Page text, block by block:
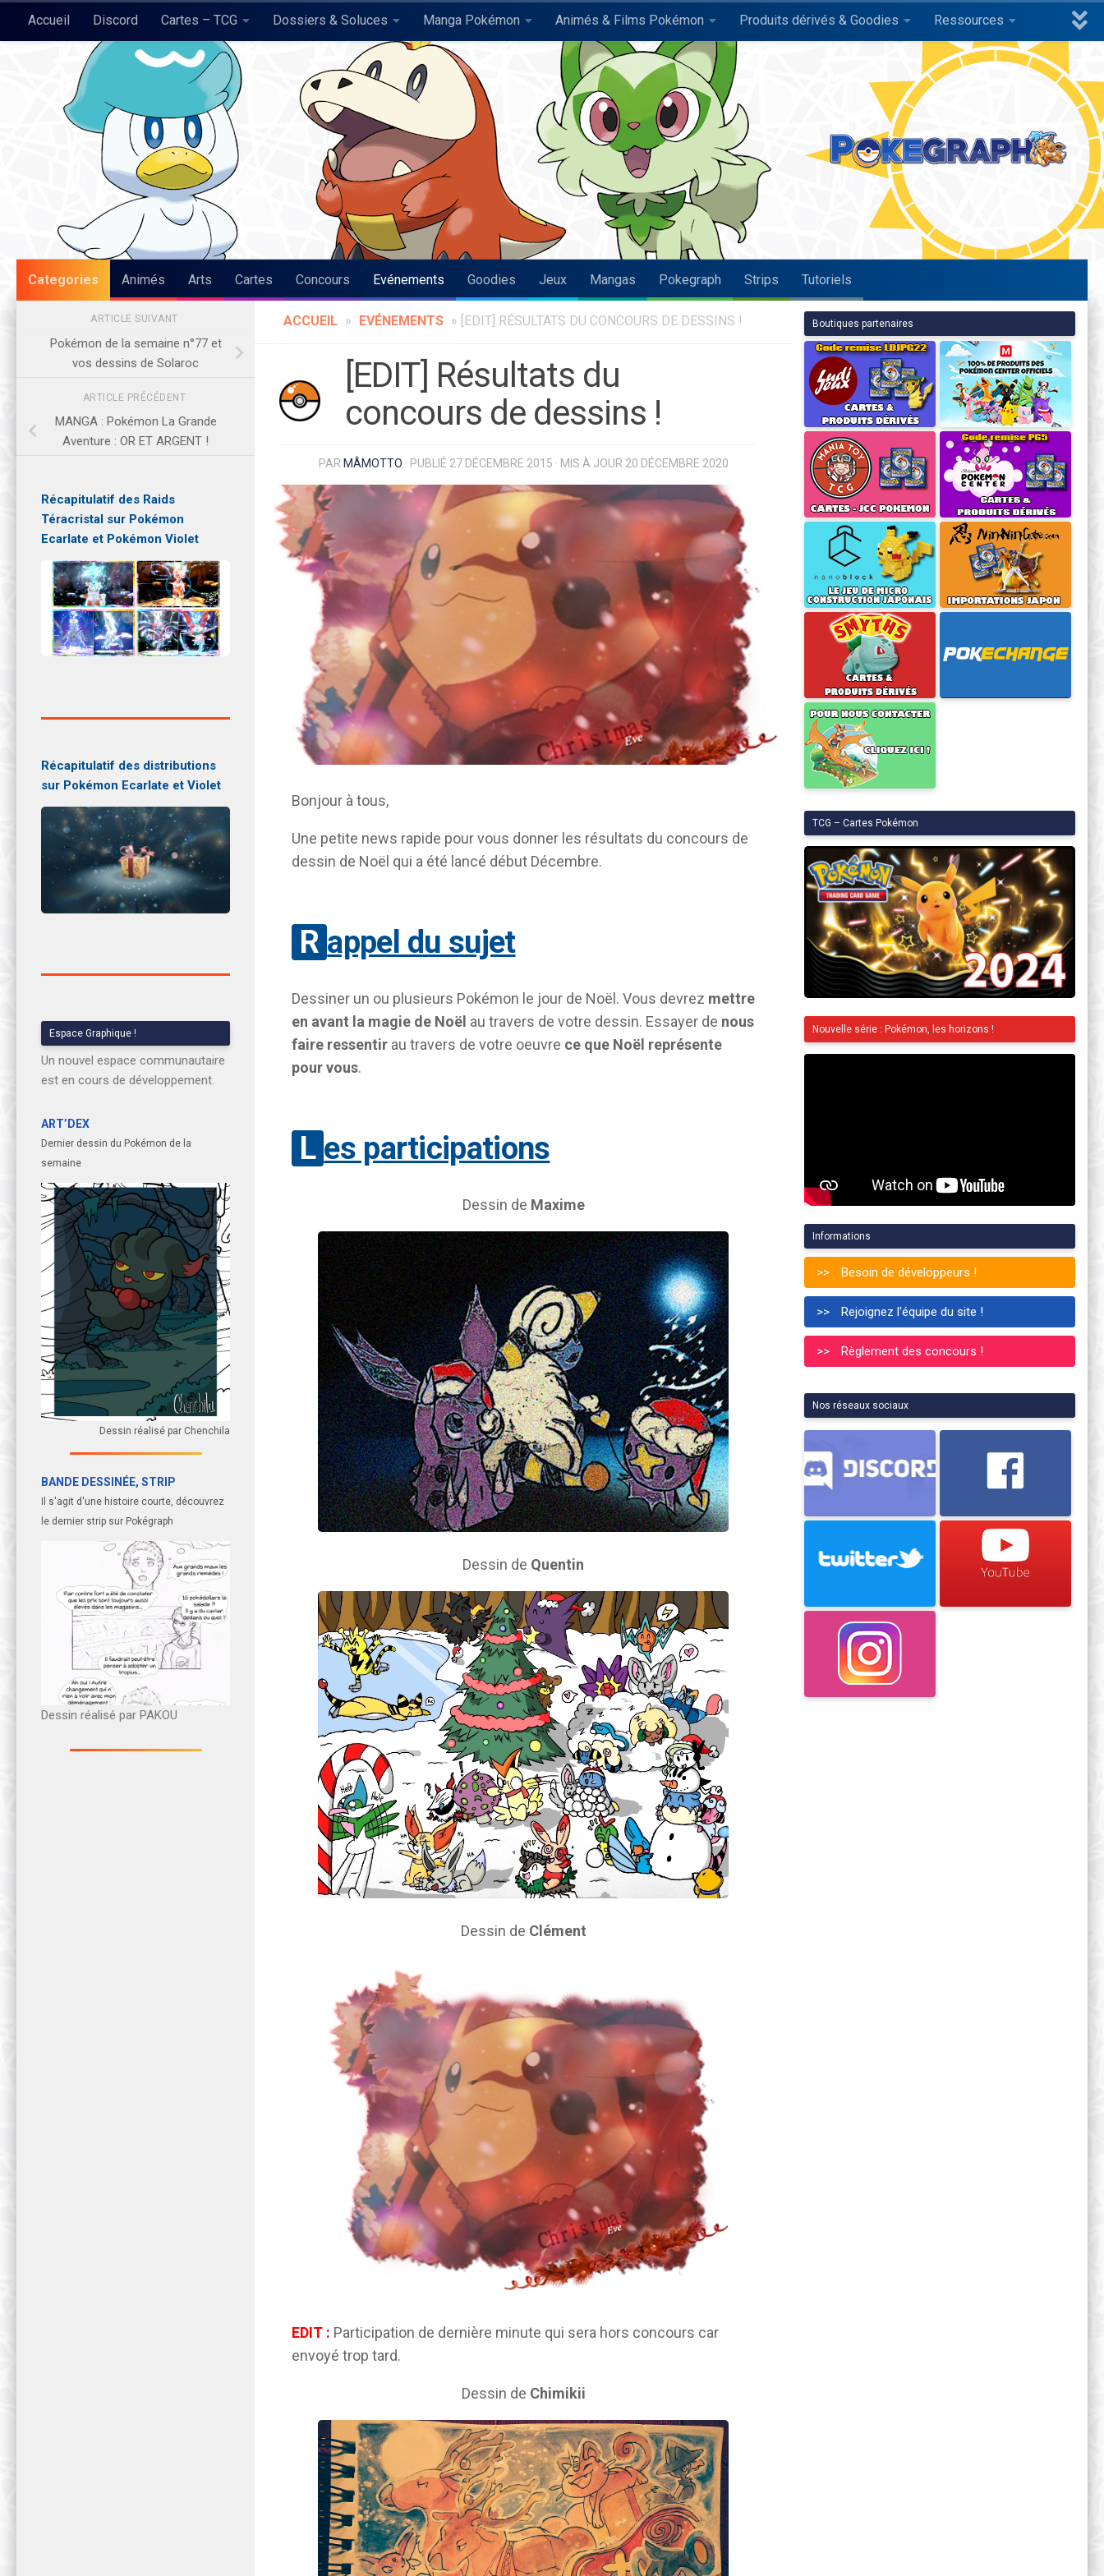
Skip to content
Accueil Discord Cartes – TCG Dossiers & Soluces Manga Pokémon Animés & Films Pokémon Produits dérivés & Goodies Ressources
Pokégraph
Categories Animés Arts Cartes Concours Evénements Goodies Jeux Mangas Pokegraph Strips Tutoriels
ACCUEIL » EVÉNEMENTS » [EDIT] RÉSULTATS DU CONCOURS DE DESSINS !
[EDIT] Résultats du
concours de dessins !
PAR MÂMOTTO · PUBLIÉ 27 DÉCEMBRE 2015 · MIS À JOUR 20 DÉCEMBRE 2020
Bonjour à tous,
Une petite news rapide pour vous donner les résultats du concours de
dessin de Noël qui a été lancé début Décembre.
Rappel du sujet
Dessiner un ou plusieurs Pokémon le jour de Noël. Vous devrez mettre
en avant la magie de Noël au travers de votre dessin. Essayer de nous
faire ressentir au travers de votre oeuvre ce que Noël représente
pour vous.
Les participations
Dessin de Maxime
Dessin de Quentin
Dessin de Clément
EDIT : Participation de dernière minute qui sera hors concours car
envoyé trop tard.
Dessin de Chimikii
ARTICLE SUIVANT
Pokémon de la semaine n°77 et
vos dessins de Solaroc
ARTICLE PRÉCÉDENT
MANGA : Pokémon La Grande
Aventure : OR ET ARGENT !
Récapitulatif des Raids
Téracristal sur Pokémon
Ecarlate et Pokémon Violet
Récapitulatif des distributions
sur Pokémon Ecarlate et Violet
Espace Graphique !
Un nouvel espace communautaire
est en cours de développement.
ART’DEX
Dernier dessin du Pokémon de la
semaine
Dessin réalisé par Chenchila
BANDE DESSINÉE, STRIP
Il s'agit d'une histoire courte, découvrez
le dernier strip sur Pokégraph
Dessin réalisé par PAKOU
Boutiques partenaires
TCG – Cartes Pokémon
Nouvelle série : Pokémon, les horizons !
Informations
Besoin de développeurs !
Rejoignez l'équipe du site !
Règlement des concours !
Nos réseaux sociaux